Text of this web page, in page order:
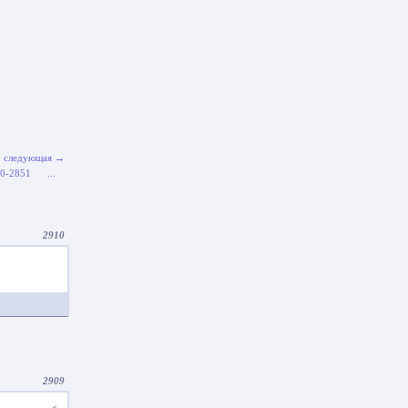
следующая →
2851
2910
2909